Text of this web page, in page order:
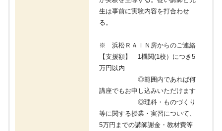
生は事前に実験内容を打合わせ
る。
※ 浜松ＲＡＩＮ房からのご連絡
【支援額】 1機関(1校）につき5
万円以内
◎範囲内であれば何
講座でもお申し込みいただけます
◎理科・ものづくり
等に関する授業・実習について、
5万円までの講師謝金・教材費等